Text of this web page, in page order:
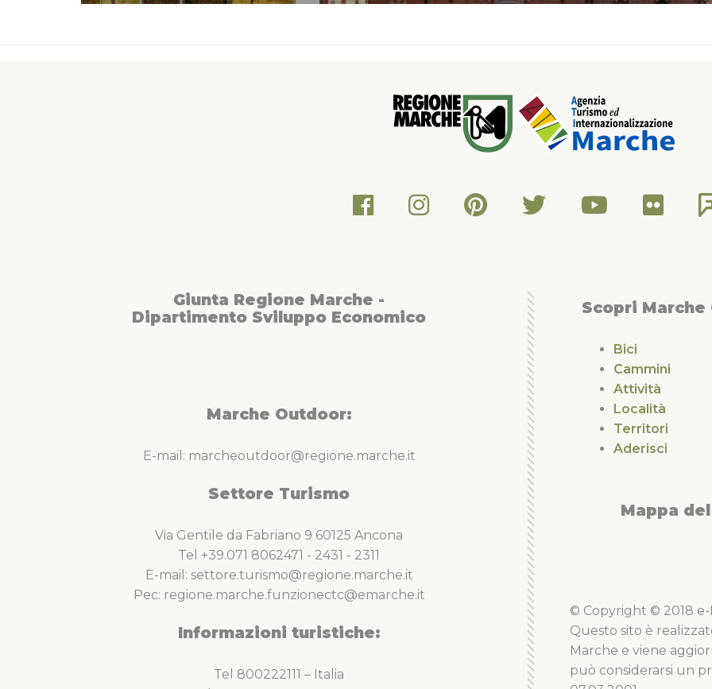
Giunta Regione Marche -
Dipartimento Sviluppo Economico
Marche Outdoor:
E-mail: marcheoutdoor@regione.marche.it
Settore Turismo
Via Gentile da Fabriano 9 60125 Ancona
Tel +39.071 8062471 - 2431 - 2311
E-mail: settore.turismo@regione.marche.it
Pec: regione.marche.funzionectc@emarche.it
Informazioni turistiche:
Tel 800222111 – Italia
Scopri Marche
Bici
Cammini
Attività
Località
Territori
Aderisci
Mappa
© Copyright © 2018 e-
Questo sito è
Marche e viene
può considerarsi un